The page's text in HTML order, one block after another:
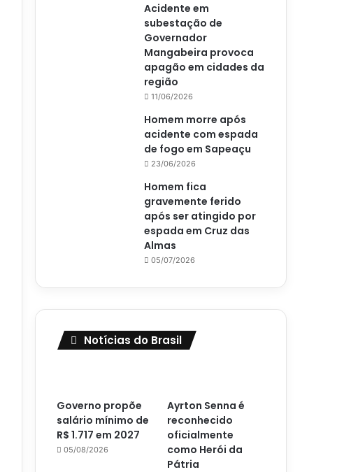
Acidente em
subestação de
Governador
Mangabeira provoca
apagão em cidades da
região
11/06/2026
Homem morre após
acidente com espada
de fogo em Sapeaçu
23/06/2026
Homem fica
gravemente ferido
após ser atingido por
espada em Cruz das
Almas
05/07/2026
Notícias do Brasil
Governo propõe
salário mínimo de
R$ 1.717 em 2027
05/08/2026
Ayrton Senna é
reconhecido
oficialmente
como Herói da
Pátria